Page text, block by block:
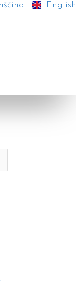
English